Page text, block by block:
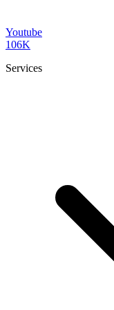
Youtube
106K
Services